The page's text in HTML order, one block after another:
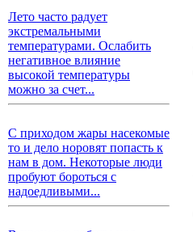
Лето часто радует
экстремальными
температурами. Ослабить
негативное влияние
высокой температуры
можно за счет...
С приходом жары насекомые
то и дело норовят попасть к
нам в дом. Некоторые люди
пробуют бороться с
надоедливыми...